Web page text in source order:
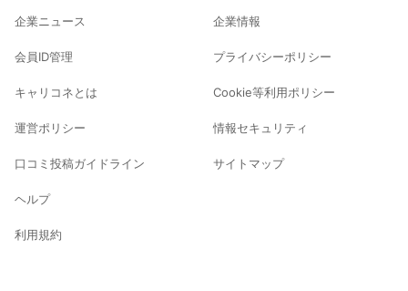
企業ニュース
会員ID管理
キャリコネとは
運営ポリシー
口コミ投稿ガイドライン
ヘルプ
利用規約
企業情報
プライバシーポリシー
Cookie等利用ポリシー
情報セキュリティ
サイトマップ